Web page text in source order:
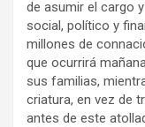
de asumir el cargo
social, político y
millones de
que ocurrirá
sus familias,
criatura, en vez de
antes de este